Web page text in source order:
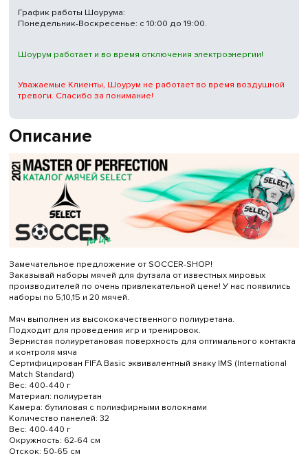
Описание
Замечательное предложение от SOCCER-SHOP!
Заказывай наборы мячей для футзала от известных мировых
производителей по очень привлекательной цене! У нас появились
наборы по 5,10,15 и 20 мячей.
Мяч выполнен из высококачественного полиуретана.
Подходит для проведения игр и тренировок.
Зернистая полиуретановая поверхность для оптимального контакта
и контроля мяча
Сертифицирован FIFA Basic эквивалентный знаку IMS (International
Match Standard)
Вес: 400-440 г
Материал: полиуретан
Камера: бутиловая с полиэфирными волокнами
Количество панелей: 32
Вес: 400-440 г
Окружность: 62-64 см
Отскок: 50-65 см
График работы Шоурума:
Понедельник-Воскресенье: с 10:00 до 19:00.
Шоурум работает и во время отключения электроэнергии!
Уважаемые Клиенты, Шоурум не работает во время воздушной
тревоги. Спасибо за понимание!